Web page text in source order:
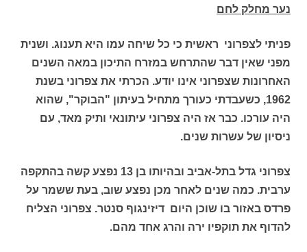
נער מחלק לחם
פניתי לצפרוני ראשית כי כל שיחה עמו היא תענוג. ושנית
מפני שאין דבר שהתרחש במזרח התיכון במאה השנים
האחרונות שצפרוני אינו יודע. הכרתי את צפרוני בשנת
1962, כשעבדתי כעורך מתחיל בעיתון "הבוקר", שהוא
היה עורכו. כבר אז היה צפרוני עיתונאי ותיק מאד, עם
ניסיון של עשרות שנים.
צפרוני גדל בתל-אביב ובהיותו בן 13 נפצע קשה בהתקפה
ערבית. כמה שנים לאחר מכן נפצע שוב, בעת ששמר על
פרדס באזור בו שוכן היום דיזינגוף סנטר. צפרוני הצליח
להדוף את תוקפיו ירה והרג אחד מהם.